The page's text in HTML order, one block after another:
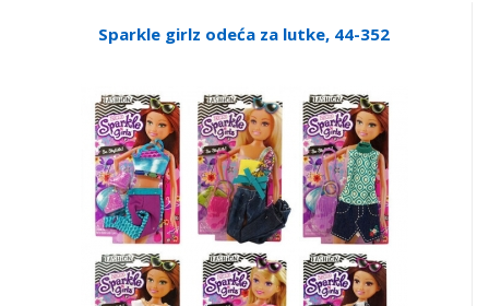
Sparkle girlz odeća za lutke, 44-352